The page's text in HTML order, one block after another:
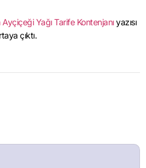
Yağı Tarife Kontenjanıyazısı
çıktı.